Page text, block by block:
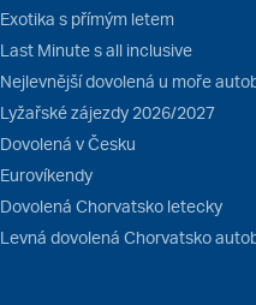
Exotika s přímým letem
Last Minute s all inclusive
Nejlevnější dovolená u moře
Lyžařské zájezdy 2026/2027
Dovolená v Česku
Eurovíkendy
Dovolená Chorvatsko letecky
Levná dovolená Chorvatsko